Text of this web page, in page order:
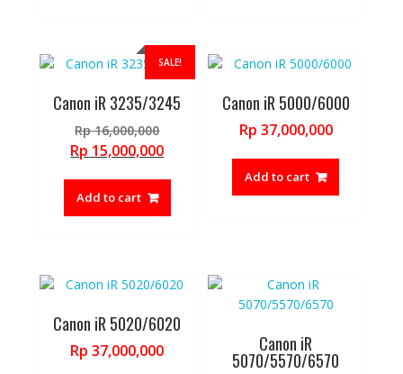
SALE!
Canon iR 3235/3245
Rp16,000,000Original
price
Rp 15,000,000Current
Add to cart
Canon iR 5000/6000
Rp 37,000,000
Add to cart
Canon iR 5020/6020
Rp 37,000,000 Canon iR
5070/5570/6570